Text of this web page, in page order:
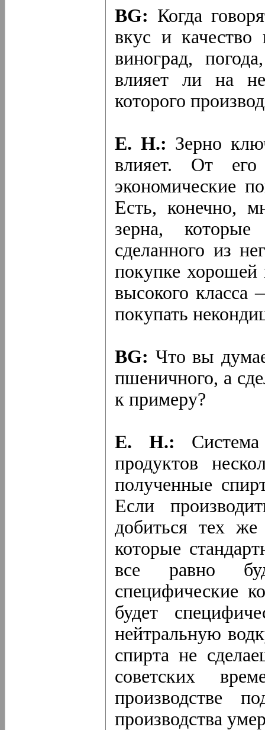
BG: Когда
вкус и качество
виноград,
влияет ли на
которого
Е. Н.: Зерно
влияет. От его
экономические
Есть, конечно,
зерна,
сделанного из
покупке хорошей
высокого
покупать
BG: Что вы
пшеничного, а
к примеру?
Е. Н.:
продуктов
полученные
Если
добиться тех же
которые
все равно
специфические
будет
нейтральную
спирта не
советских
производстве
производства